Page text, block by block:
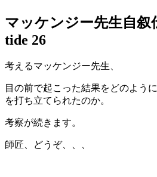
マッケンジー先生自叙
tide 26
考えるマッケンジー先生、
目の前で起こった結果をどのよう
を打ち立てられたのか。
考察が続きます。
師匠、どうぞ、、、